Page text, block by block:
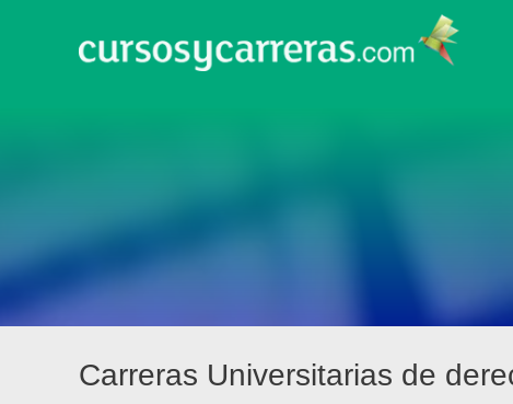
Carreras Universitarias de